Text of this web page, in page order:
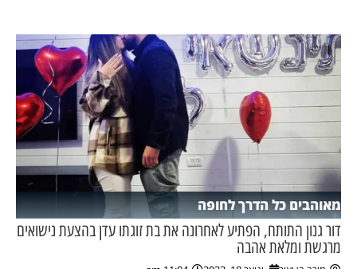
מאוהבים כל הדרך לחופה
דור גנון התותח, הפתיע לאחרונה את בת זוגתו עדן בהצעת נישואים
מרגשת ומלאת אהבה